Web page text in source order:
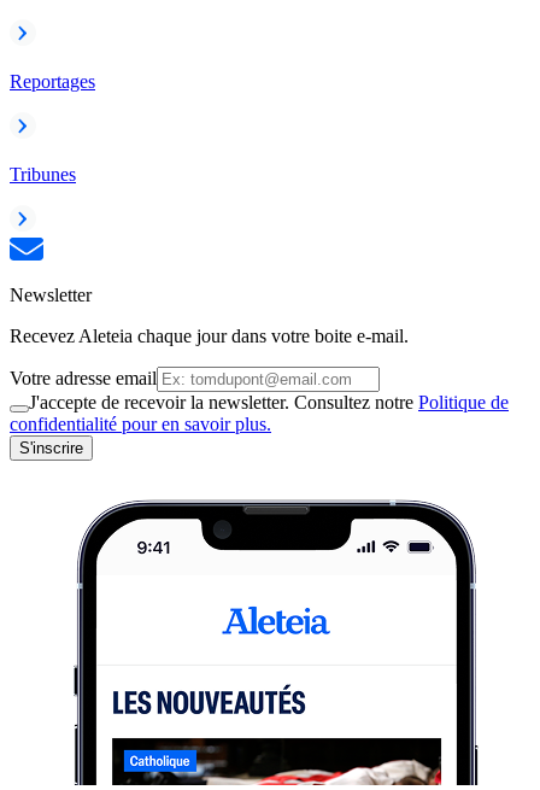
Reportages
Tribunes
Newsletter
Recevez Aleteia chaque jour dans votre boite e-mail.
Votre adresse email
J'accepte de recevoir la newsletter. Consultez notre Politique de
confidentialité pour en savoir plus.
S'inscrire